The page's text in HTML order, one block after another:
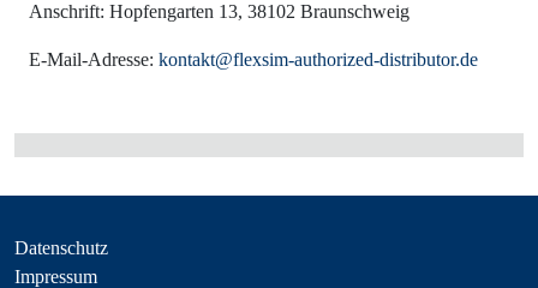
Anschrift: Hopfengarten 13, 38102 Braunschweig
E-Mail-Adresse: kontakt@flexsim-authorized-distributor.de
Datenschutz
Impressum